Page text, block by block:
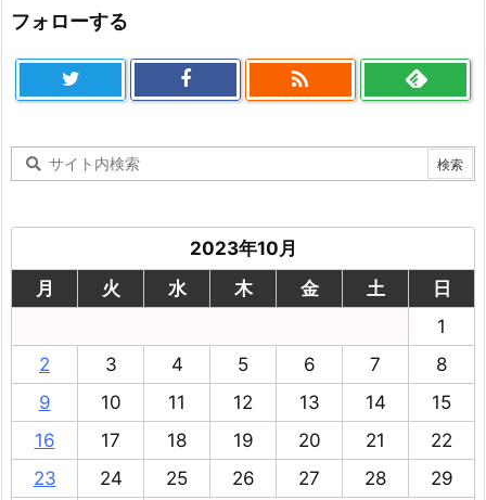
フォローする

2023年10月
月
火 水 木 金 土
日
1
2
3 4 5 6 7
8
9
10 11 12 13 14
15
16
17 18 19 20 21
22
23
24 25 26 27 28
29